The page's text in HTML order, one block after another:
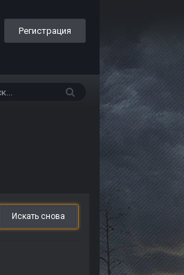
Регистрация
Искать снова